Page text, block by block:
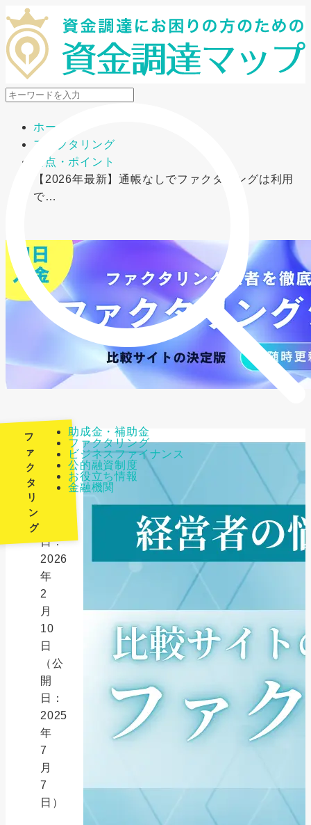
メニューを開閉
助成金・補助金
ファクタリング
ビジネスファイナンス
公的融資制度
お役立ち情報
金融機関
ホーム
ファクタリング
要点・ポイント
【2026年最新】通帳なしでファクタリングは利用
で…
フ
ァ
ク
タ
リ
ン
グ
日：
2026
年
2
月
10
日
（公
開
日：
2025
年
7
月
7
日）